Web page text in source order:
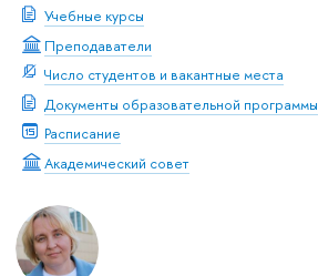
Учебные курсы
Преподаватели
Число студентов и вакантные места
Документы образовательной программы
Расписание
Академический совет